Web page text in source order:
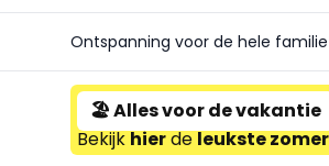
Ontspanning voor de hele
🏖️ Alles voor de vakantie
Bekijkhierdeleukste